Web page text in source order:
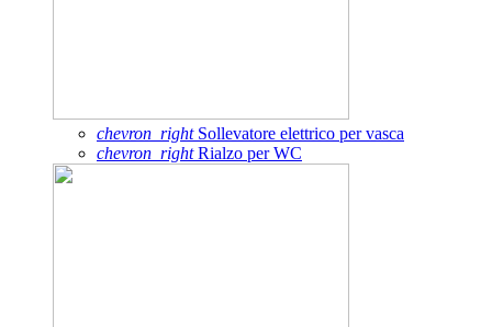
chevron_rightSollevatore elettrico per vasca
chevron_rightRialzo per WC